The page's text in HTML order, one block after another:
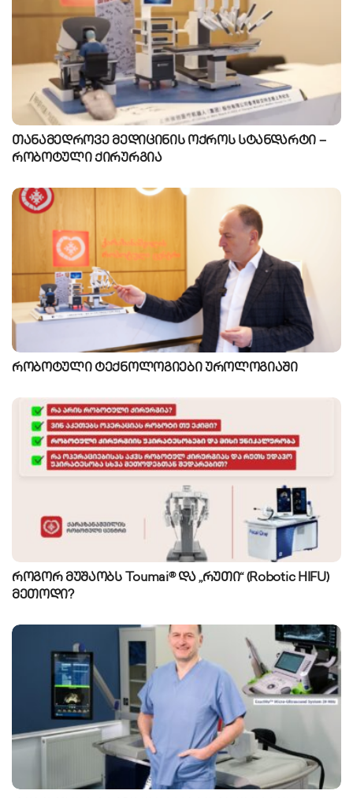
თანამედროვე მედიცინის ოქროს სტანდარტი –
რობოტული ქირურგია
რობოტული ტექნოლოგიები უროლოგიაში
როგორ მუშაობს Toumai® და „რუთი“ (Robotic HIFU)
მეთოდი?